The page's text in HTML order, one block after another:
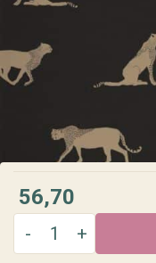
56,70